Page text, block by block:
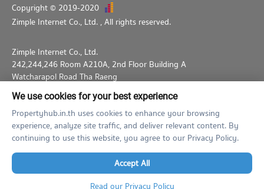
Copyright © 2019-2020
Zimple Internet Co., Ltd. , All rights reserved.
Zimple Internet Co., Ltd.
242,244,246 Room A210A, 2nd Floor Building A
Watcharapol Road Tha Raeng
Bang Khen Bangkok 10230
02-026-3049
support@propertyhub.in.th
Term of Service
Privacy Policy Contact
Verified by
We use cookies for your best experience
Propertyhub.in.th uses cookies to enhance your browsing
experience, analyze site traffic, and deliver relevant content. By
continuing to use this website, you agree to our Privacy Policy.
Accept All
Read our Privacy Policy